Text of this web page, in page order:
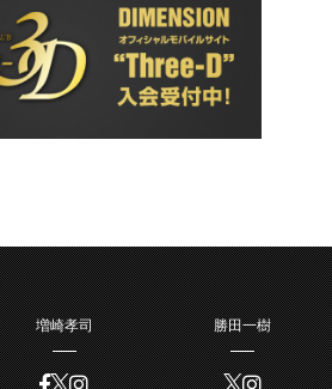
増崎孝司 勝田一樹